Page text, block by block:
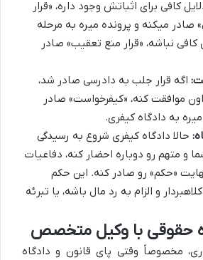
کافی برای اثباتش وجود داره، «قرار
صادر میکنه و پرونده میره به مرحله
کافی نباشه، «قرار منع تعقیب» صادر
اگه قرار جلب به دادرسی صادر شد،
موافقت کنه، «کیفرخواست» صادر
به دادگاه کیفری.
حالا دادگاه کیفری شروع به رسیدگی
و متهم رو دوباره احضار کنه، دفاعیات
«حکم» رو صادر کنه. این حکم
و الزام به رد مال باشه، یا تبرئه
حقوقی با وکیل متخصص
مخصوصاً وقتی پای قانون و دادگاه